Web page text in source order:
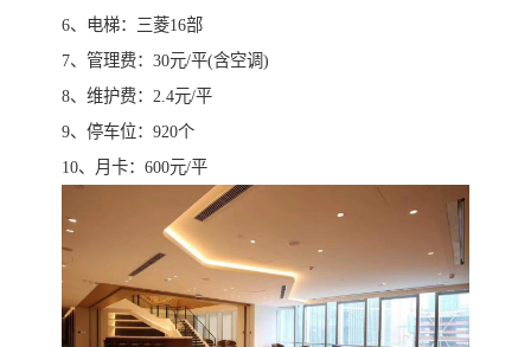
6、电梯：三菱16部
7、管理费：30元/平(含空调)
8、维护费：2.4元/平
9、停车位：920个
10、月卡：600元/平